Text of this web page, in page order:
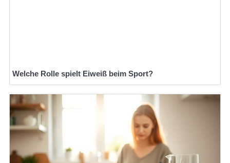
Welche Rolle spielt Eiweiß beim Sport?